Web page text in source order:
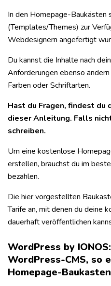
In den Homepage-Baukästen
(Templates/Themes) zur
Webdesignern angefertigt
Du kannst die Inhalte nach
Anforderungen ebenso
Farben oder Schriftarten.
Hast du Fragen, findest du
dieser Anleitung. Falls
schreiben.
Um eine kostenlose
erstellen, brauchst du im
bezahlen.
Die hier vorgestellten
Tarife an, mit denen du deine
dauerhaft veröffentlichen
WordPress by
WordPress-CMS, so
Homepage-Baukasten